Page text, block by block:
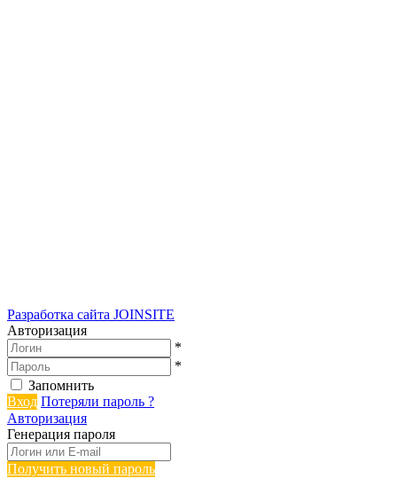
Разработка сайта JOINSITE
Авторизация
*
*
Запомнить
Вход Потеряли пароль ?
Авторизация
Генерация пароля
Получить новый пароль